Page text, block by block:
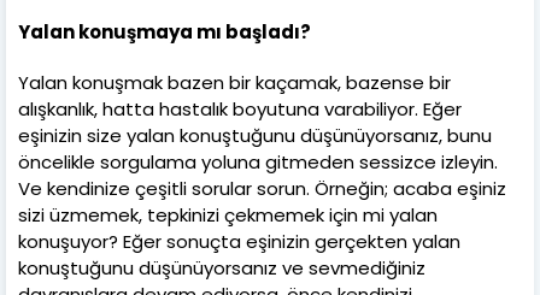
Yalan konuşmaya mı başladı?
Yalan konuşmak bazen bir kaçamak, bazense bir
alışkanlık, hatta hastalık boyutuna varabiliyor. Eğer
eşinizin size yalan konuştuğunu düşünüyorsanız, bunu
öncelikle sorgulama yoluna gitmeden sessizce izleyin.
Ve kendinize çeşitli sorular sorun. Örneğin; acaba eşiniz
sizi üzmemek, tepkinizi çekmemek için mi yalan
konuşuyor? Eğer sonuçta eşinizin gerçekten yalan
konuştuğunu düşünüyorsanız ve sevmediğiniz